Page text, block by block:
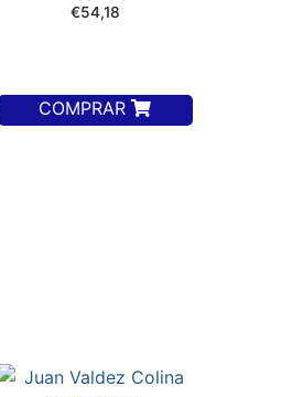
€54,18
COMPRAR